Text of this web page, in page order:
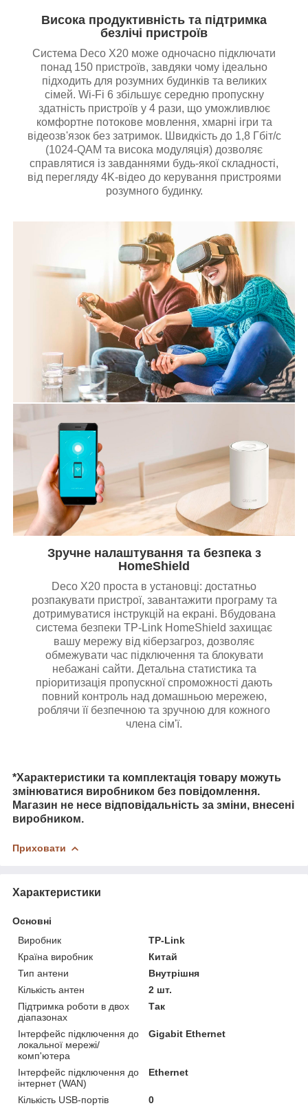
Висока продуктивність та підтримка
безлічі пристроїв
Система Deco X20 може одночасно підключати
понад 150 пристроїв, завдяки чому ідеально
підходить для розумних будинків та великих
сімей. Wi-Fi 6 збільшує середню пропускну
здатність пристроїв у 4 рази, що уможливлює
комфортне потокове мовлення, хмарні ігри та
відеозв'язок без затримок. Швидкість до 1,8 Гбіт/с
(1024-QAM та висока модуляція) дозволяє
справлятися із завданнями будь-якої складності,
від перегляду 4K-відео до керування пристроями
розумного будинку.
Зручне налаштування та безпека з
HomeShield
Deco X20 проста в установці: достатньо
розпакувати пристрої, завантажити програму та
дотримуватися інструкцій на екрані. Вбудована
система безпеки TP-Link HomeShield захищає
вашу мережу від кіберзагроз, дозволяє
обмежувати час підключення та блокувати
небажані сайти. Детальна статистика та
пріоритизація пропускної спроможності дають
повний контроль над домашньою мережею,
роблячи її безпечною та зручною для кожного
члена сім'ї.
*Характеристики та комплектація товару можуть
змінюватися виробником без повідомлення.
Магазин не несе відповідальність за зміни, внесені
виробником.
Приховати
Характеристики
Основні
Виробник
TP-Link
Країна виробник
Китай
Тип антени
Внутрішня
Кількість антен
2 шт.
Підтримка роботи в двох
діапазонах
Так
Інтерфейс підключення до
локальної мережі/
комп'ютера
Gigabit Ethernet
Інтерфейс підключення до
інтернет (WAN)
Ethernet
Кількість USB-портів
0